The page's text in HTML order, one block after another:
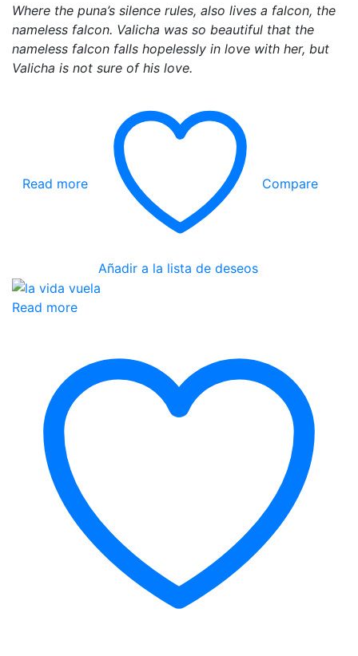
Where the puna’s silence rules, also lives a falcon, the
nameless falcon. Valicha was so beautiful that the
nameless falcon falls hopelessly in love with her, but
Valicha is not sure of his love.
Read more
Añadir a la lista de deseos
Compare
Read more